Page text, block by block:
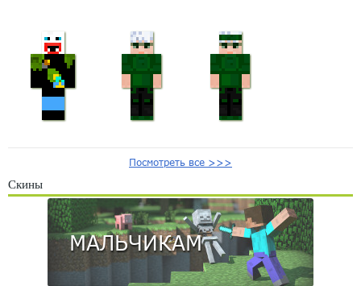
Посмотреть все >>>
Скины
МАЛЬЧИКАМ